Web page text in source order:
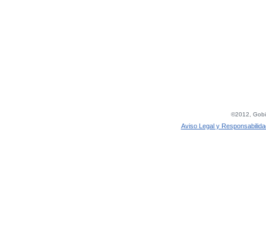
©2012,
Aviso Legal y